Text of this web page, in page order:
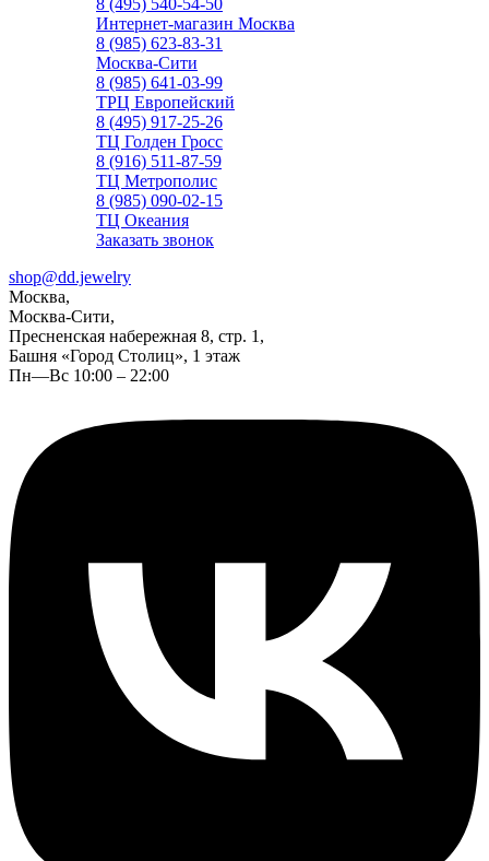
8 (495) 540-54-50
Интернет-магазин Москва
8 (985) 623-83-31
Москва-Сити
8 (985) 641-03-99
ТРЦ Европейский
8 (495) 917-25-26
ТЦ Голден Гросс
8 (916) 511-87-59
ТЦ Метрополис
8 (985) 090-02-15
ТЦ Океания
Заказать звонок
shop@dd.jewelry
Москва,
Москва-Сити,
Пресненская набережная 8, стр. 1,
Башня «Город Столиц», 1 этаж
Пн—Вс 10:00 – 22:00